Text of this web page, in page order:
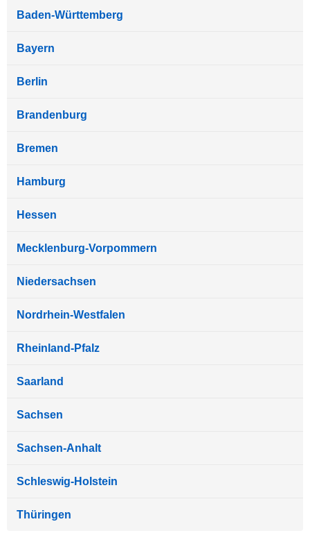
Baden-Württemberg
Bayern
Berlin
Brandenburg
Bremen
Hamburg
Hessen
Mecklenburg-Vorpommern
Niedersachsen
Nordrhein-Westfalen
Rheinland-Pfalz
Saarland
Sachsen
Sachsen-Anhalt
Schleswig-Holstein
Thüringen